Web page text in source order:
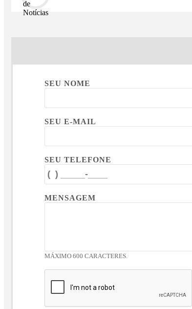
SEU NOME
SEU E-MAIL
SEU TELEFONE
MENSAGEM
MÁXIMO 600 CARACTERES.